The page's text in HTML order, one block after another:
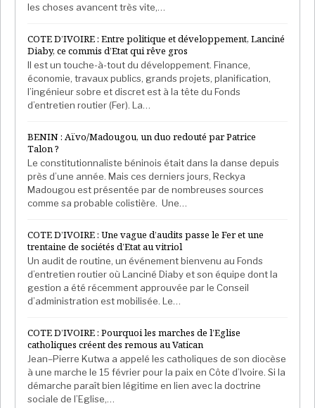
Conséquence, la dette du pays a atteint 48,7% du PIB
extérieure. L’ancien chef d’Etat Nicéphore Dieu
Donné Soglo dénonce «un naufrage» en comparant
les dettes souscrites en 5 ans à celles des deux
décennies précédentes. Mais ce qui aurait le plus
marqué ce quinquennat, c’est la reculade
démocratique. Les libertés publiques sont
restreintes, Amnesty international dénonce «
chasse à l’opposition » et Reporters sans frontière
(Rsf) a fait perdre au Bénin 17 points lors de son
dernier classement sur la liberté de presse, le
protection des réfugiés et apatrides (Ofpra) a dû
retirer cet ancien modèle démocratique de la liste
des pays sûrs» pour permettre à la France de
recevoir plus aisément ces béninois obligés de fuir
leur pays pour des raisons purement politiques. Et
acteurs du processus électoral (la Commission
électorale et la Cour constitutionnelle notamment), il
devrait partir favori pour la présidentielle du 11 avril
2021. Il dispose d’une marge de manœuvre assez
les choses avancent très vite,…
COTE D’IVOIRE : Entre politique et développement, Lanciné
Diaby, ce commis d’Etat qui rêve gros
Il est un touche-à-tout du développement. Finance,
économie, travaux publics, grands projets, planification,
l’ingénieur sobre et discret est à la tête du Fonds
d’entretien routier (Fer). La…
BENIN : Aïvo/Madougou, un duo redouté par Patrice
Talon ?
Le constitutionnaliste béninois était dans la danse depuis
près d’une année. Mais ces derniers jours, Reckya
Madougou est présentée par de nombreuses sources
comme sa probable colistière. Une…
COTE D’IVOIRE : Une vague d’audits passe le Fer et une
trentaine de sociétés d’Etat au vitriol
Un audit de routine, un événement bienvenu au Fonds
d’entretien routier où Lanciné Diaby et son équipe dont la
gestion a été récemment approuvée par le Conseil
d’administration est mobilisée. Le…
COTE D’IVOIRE : Pourquoi les marches de l’Eglise
catholiques créent des remous au Vatican
Jean–Pierre Kutwa a appelé les catholiques de son diocèse
à une marche le 15 février pour la paix en Côte d’Ivoire. Si la
démarche paraît bien légitime en lien avec la doctrine
sociale de l’Eglise,…